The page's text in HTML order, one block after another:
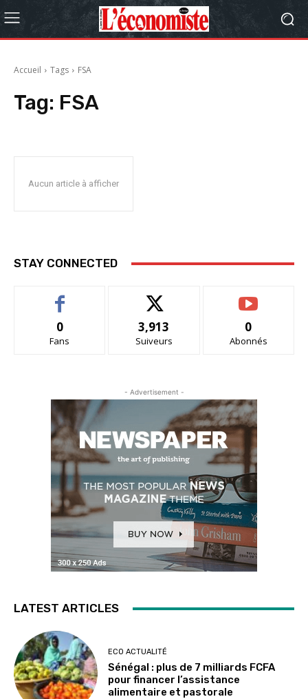
Accueil Tags FSA
Tag: FSA
Aucun article à afficher
STAY CONNECTED
0
Fans
3,913
Suiveurs
0
Abonnés
- Advertisement -
LATEST ARTICLES
ECO ACTUALITÉ
Sénégal : plus de 7 milliards FCFA
pour financer l’assistance
alimentaire et pastorale